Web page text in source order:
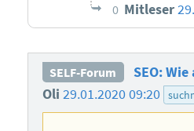
0 Mitleser
SELF-Forum
SEO:
Oli 29.01.2020 09:20